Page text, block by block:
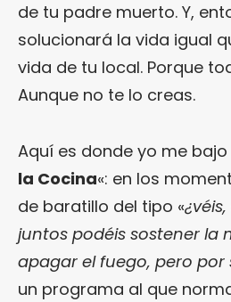
de tu padre muerto. Y,
solucionará la vida igual
vida de tu local. Porque
Aunque no te lo creas.
Aquí es donde yo me bajo
la Cocina«: en los
de baratillo del tipo «
juntos podéis sostener la
apagar el fuego, pero por
un programa al que